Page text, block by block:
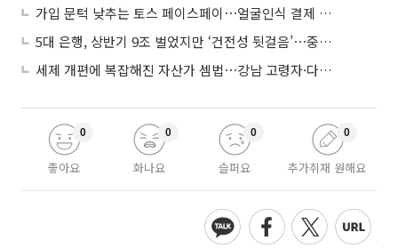
가입 문턱 낮추는 토스 페이스페이⋯얼굴인식 결제 확산 속도낸다
5대 은행, 상반기 9조 벌었지만 ‘건전성 뒷걸음’⋯중기대출 문턱 높아지나
세제 개편에 복잡해진 자산가 셈법⋯강남 고령자·다주택자 ‘자산재편 고심’
좋아요
0
화나요
0
슬퍼요
0
추가취재 원해요
0